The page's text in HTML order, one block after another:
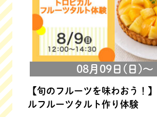
08月09日(日)～
【旬のフルーツを味わおう！
ルフルーツタルト作り体験